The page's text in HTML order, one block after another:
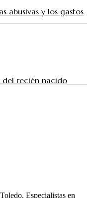
abusivas y los gastos
del recién nacido
Especialistas en